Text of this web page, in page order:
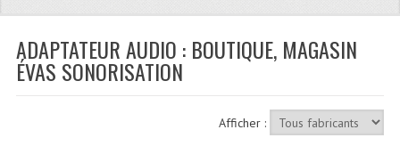
Plan Acces, Horaires.
Location De Matériel
ADAPTATEUR AUDIO : BOUTIQUE, MAGASIN
ÉVAS SONORISATION
Afficher :